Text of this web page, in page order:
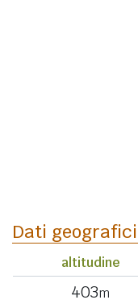
Dati geografici
altitudine
403m